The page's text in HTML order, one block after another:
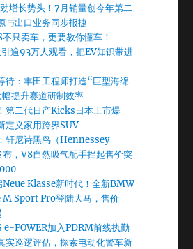
增长势头！7月销量创今年第二
与出口业务同步报捷
只卖车，更要教你懂车！
逾93万人观看，把EV知识带进
待：丰田工程师打造“巨型海绵
提升赛道研制效率
第二代日产Kicks日本上市爆
定义家用跨界SUV
轩尼诗黑鸟（Hennessey
，V8自然吸气配手挡起售价突
Klasse新时代！全新BMW
Sport Pro登陆大马，售价
e-POWER加入PDRM前线执勤
实巡逻评估，探索电动化警车新